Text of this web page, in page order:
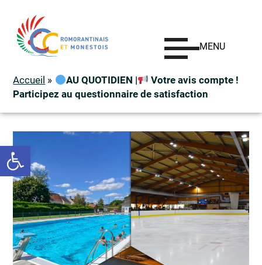
Ouvrir la barre d’outils
MENU
Accueil » AU QUOTIDIEN |
Votre avis compte !
Participez au questionnaire de satisfaction